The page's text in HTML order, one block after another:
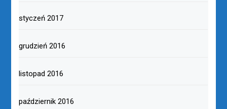
styczeń 2017
grudzień 2016
listopad 2016
październik 2016